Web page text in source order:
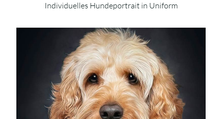
Individuelles Hundeportrait in Uniform